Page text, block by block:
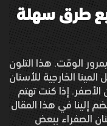
طرق سهلة
الوقت. هذا التلون
الخارجية للأسنان
الأصفر. إذا كنت تهتم
إلينا في هذا المقال
الصفراء ببعض